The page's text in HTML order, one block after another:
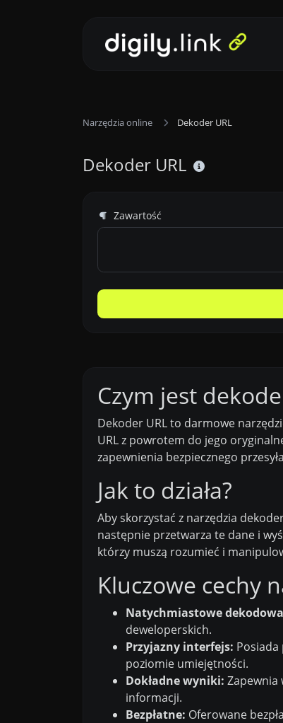
Narzędzia online Dekoder URL
Dekoder URL
Zawartość
Czym jest
Dekoder URL to darmowe
URL z powrotem do jego
zapewnienia bezpiecznego
Jak to działa?
Aby skorzystać z narzędzia
następnie przetwarza te dane i
którzy muszą rozumieć i
Kluczowe cechy
Natychmiastowe
deweloperskich.
Przyjazny interfejs:
poziomie umiejętności.
Dokładne wyniki: Zapewnia
informacji.
Bezpłatne: Oferowane